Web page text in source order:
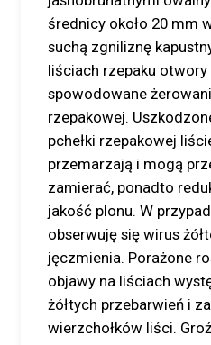
średnicy około 20 mm
suchą zgniliznę
liściach rzepaku
spowodowane
rzepakowej.
pchełki rzepakowej
przemarzają i mogą
zamierać, ponadto
jakość plonu. W
obserwuję się wirus
jęczmienia. Porażone
objawy na liściach
żółtych przebarwień i
wierzchołków liści.